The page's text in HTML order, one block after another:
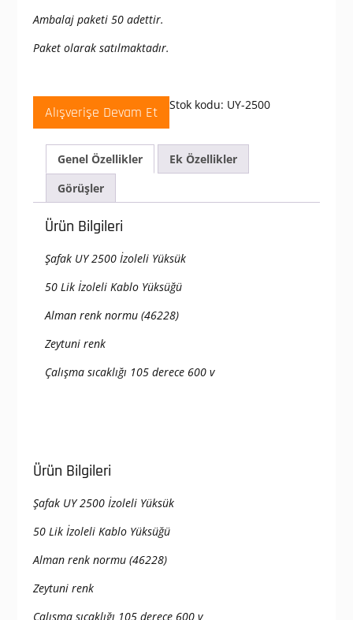
Ambalaj paketi 50 adettir.
Paket olarak satılmaktadır.
Alışverişe Devam Et Stok kodu: UY-2500
Genel Özellikler
Ek Özellikler
Görüşler
Ürün Bilgileri
Şafak UY 2500 İzoleli Yüksük
50 Lik İzoleli Kablo Yüksüğü
Alman renk normu (46228)
Zeytuni renk
Çalışma sıcaklığı 105 derece 600 v
Ürün Bilgileri
Şafak UY 2500 İzoleli Yüksük
50 Lik İzoleli Kablo Yüksüğü
Alman renk normu (46228)
Zeytuni renk
Çalışma sıcaklığı 105 derece 600 v